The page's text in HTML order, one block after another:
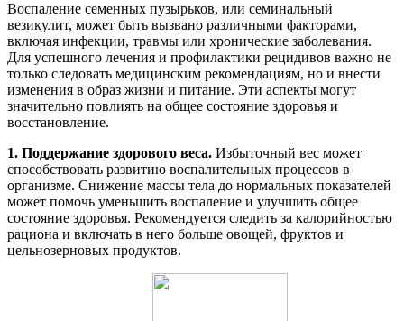
Воспаление семенных пузырьков, или семинальный
везикулит, может быть вызвано различными факторами,
включая инфекции, травмы или хронические заболевания.
Для успешного лечения и профилактики рецидивов важно не
только следовать медицинским рекомендациям, но и внести
изменения в образ жизни и питание. Эти аспекты могут
значительно повлиять на общее состояние здоровья и
восстановление.
1. Поддержание здорового веса. Избыточный вес может
способствовать развитию воспалительных процессов в
организме. Снижение массы тела до нормальных показателей
может помочь уменьшить воспаление и улучшить общее
состояние здоровья. Рекомендуется следить за калорийностью
рациона и включать в него больше овощей, фруктов и
цельнозерновых продуктов.